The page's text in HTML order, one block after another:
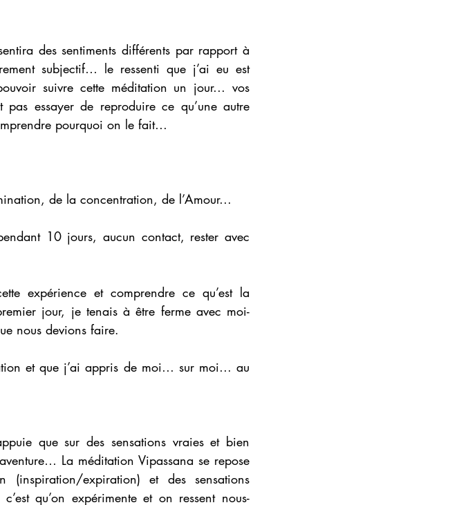
des sentiments différents par rapport à
subjectif… le ressenti que j’ai eu est
suivre cette méditation un jour… vos
essayer de reproduire ce qu’une autre
pourquoi on le fait…
de la concentration, de l’Amour…
10 jours, aucun contact, rester avec
expérience et comprendre ce qu’est la
jour, je tenais à être ferme avec moi-
nous devions faire.
et que j’ai appris de moi… sur moi… au
que sur des sensations vraies et bien
La méditation Vipassana se repose
(inspiration/expiration) et des sensations
qu’on expérimente et on ressent nous-